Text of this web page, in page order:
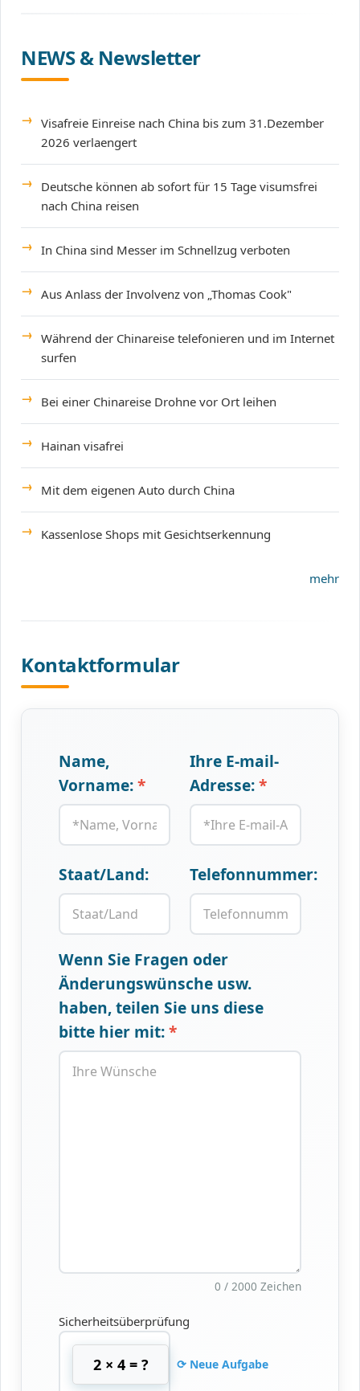
NEWS & Newsletter
Visafreie Einreise nach China bis zum 31.Dezember
2026 verlaengert
Deutsche können ab sofort für 15 Tage visumsfrei
nach China reisen
In China sind Messer im Schnellzug verboten
Aus Anlass der Involvenz von „Thomas Cook"
Während der Chinareise telefonieren und im Internet
surfen
Bei einer Chinareise Drohne vor Ort leihen
Hainan visafrei
Mit dem eigenen Auto durch China
Kassenlose Shops mit Gesichtserkennung
mehr
Kontaktformular
Name,
Vorname:
Ihre E-mail-
Adresse:
Staat/Land: Telefonnummer:
Wenn Sie Fragen oder
Änderungswünsche usw.
haben, teilen Sie uns diese
bitte hier mit:
0 / 2000 Zeichen
Sicherheitsüberprüfung
2 × 4 = ? ⟳ Neue Aufgabe